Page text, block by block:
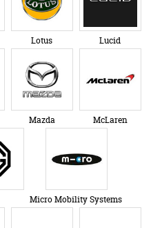
Lotus Lucid
Mazda McLaren
Micro Mobility Systems